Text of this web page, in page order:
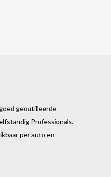
geoutilleerde
Professionals.
per auto en